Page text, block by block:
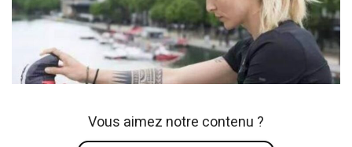
Vous aimez notre contenu ?